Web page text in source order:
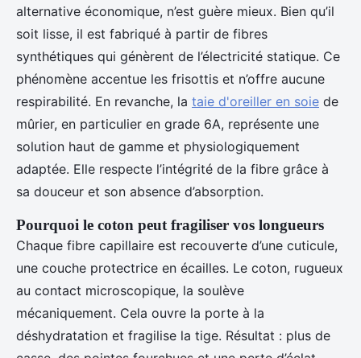
alternative économique, n’est guère mieux. Bien qu’il
soit lisse, il est fabriqué à partir de fibres
synthétiques qui génèrent de l’électricité statique. Ce
phénomène accentue les frisottis et n’offre aucune
respirabilité. En revanche, la taie d'oreiller en soie de
mûrier, en particulier en grade 6A, représente une
solution haut de gamme et physiologiquement
adaptée. Elle respecte l’intégrité de la fibre grâce à
sa douceur et son absence d’absorption.
Pourquoi le coton peut fragiliser vos longueurs
Chaque fibre capillaire est recouverte d’une cuticule,
une couche protectrice en écailles. Le coton, rugueux
au contact microscopique, la soulève
mécaniquement. Cela ouvre la porte à la
déshydratation et fragilise la tige. Résultat : plus de